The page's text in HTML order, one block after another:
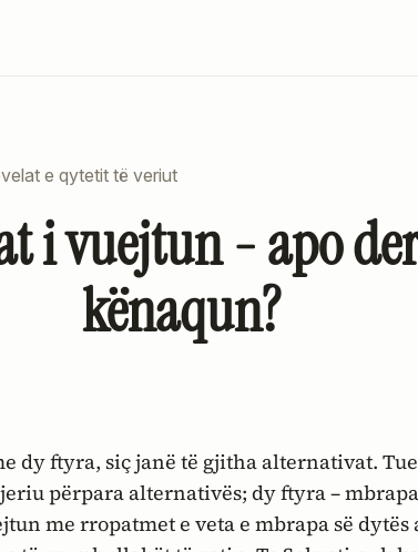
e qytetit të veriut
i vuejtun - apo
kënaqun?
përpara alternativës; dy ftyra –
me rropatmet e veta e mbrapa së